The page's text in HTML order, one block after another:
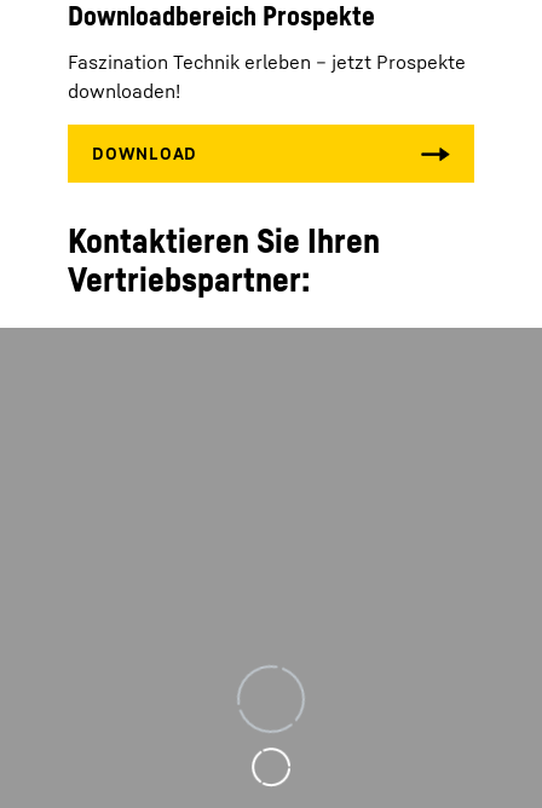
Downloadbereich Prospekte
Faszination Technik erleben – jetzt Prospekte
downloaden!
Kontaktieren Sie Ihren
Vertriebspartner:
Loading